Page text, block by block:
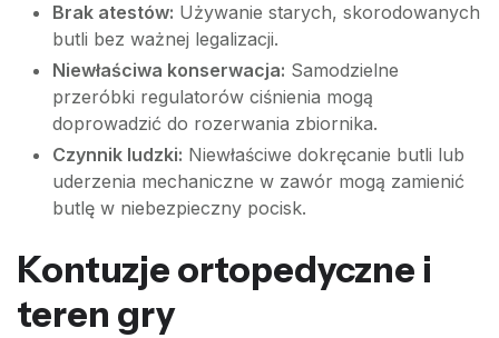
Brak atestów: Używanie starych, skorodowanych
butli bez ważnej legalizacji.
Niewłaściwa konserwacja: Samodzielne
przeróbki regulatorów ciśnienia mogą
doprowadzić do rozerwania zbiornika.
Czynnik ludzki: Niewłaściwe dokręcanie butli lub
uderzenia mechaniczne w zawór mogą zamienić
butlę w niebezpieczny pocisk.
Kontuzje ortopedyczne i
teren gry